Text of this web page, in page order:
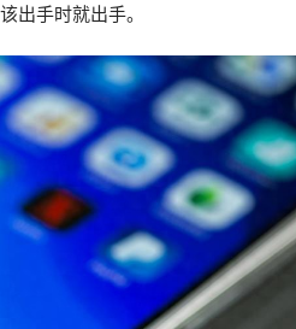
出手时就出手。